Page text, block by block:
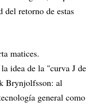
del retorno de estas
matices.
idea de la "curva J de
Brynjolfsson: al
general como